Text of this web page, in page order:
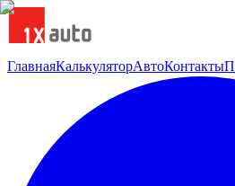
ГлавнаяКалькуляторАвтоКонтакты